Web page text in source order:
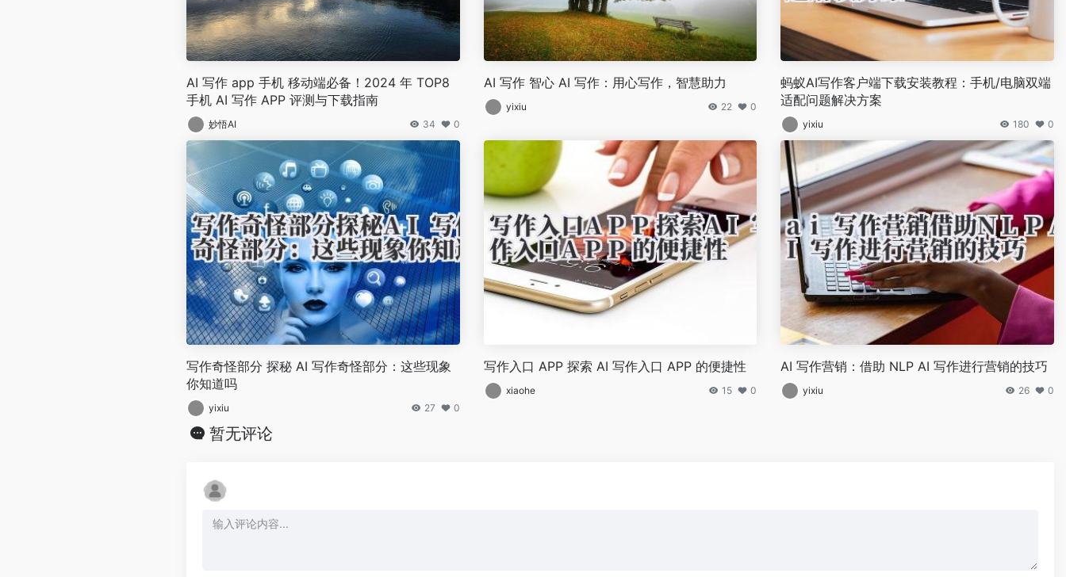
AI 写作 app 手机 移动端必备！2024 年 TOP8
手机 AI 写作 APP 评测与下载指南
妙悟AI 34 0
AI 写作 智心 AI 写作：用心写作，智慧助力
yixiu 22 0
蚂蚁AI写作客户端下载安装教程：手机/电脑双端
适配问题解决方案
yixiu 180 0
写作奇怪部分 探秘 AI 写作奇怪部分：这些现象
你知道吗
yixiu 27 0
写作入口 APP 探索 AI 写作入口 APP 的便捷性
xiaohe 15 0
AI 写作营销：借助 NLP AI 写作进行营销的技巧
yixiu 26 0
暂无评论